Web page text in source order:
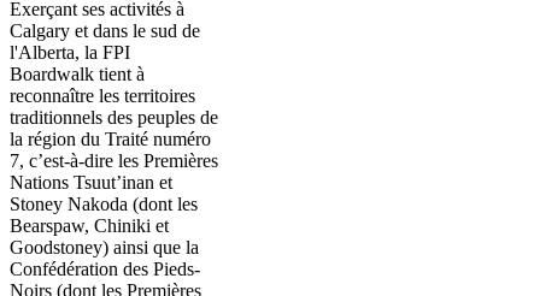
Exerçant ses activités à
Calgary et dans le sud de
l'Alberta, la FPI
Boardwalk tient à
reconnaître les territoires
traditionnels des peuples de
la région du Traité numéro
7, c’est-à-dire les Premières
Nations Tsuut’inan et
Stoney Nakoda (dont les
Bearspaw, Chiniki et
Goodstoney) ainsi que la
Confédération des Pieds-
Noirs (dont les Premières